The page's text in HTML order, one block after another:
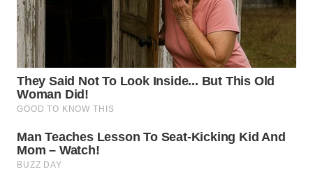
SULUT
MALUKU
WN
MALUT
WN
DAIRI